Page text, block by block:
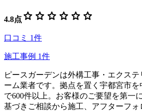
4.8点 star star star star star star
口コミ 1件
施工事例 1件
ピースガーデンは外構工事・エクス
ーム業者です。拠点を置く宇都宮市
で600件以上。お客様のご要望を第一
基づきご相談から施工、アフターフ